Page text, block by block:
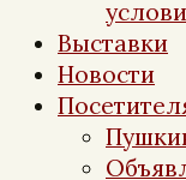
Выставки
Новости